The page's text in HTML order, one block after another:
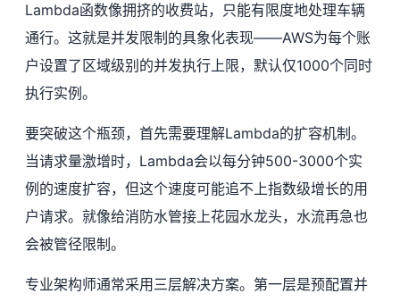
Lambda函数像拥挤的收费站，只能有限度地处理车辆
通行。这就是并发限制的具象化表现——AWS为每个账
户设置了区域级别的并发执行上限，默认仅1000个同时
执行实例。
要突破这个瓶颈，首先需要理解Lambda的扩容机制。
当请求量激增时，Lambda会以每分钟500-3000个实
例的速度扩容，但这个速度可能追不上指数级增长的用
户请求。就像给消防水管接上花园水龙头，水流再急也
会被管径限制。
专业架构师通常采用三层解决方案。第一层是预配置并